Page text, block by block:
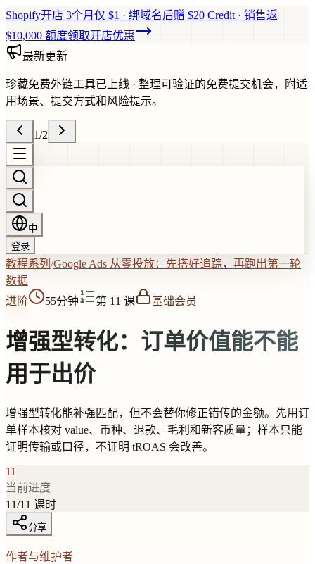
Shopify开店 3个月仅 $1 · 绑域名后赠 $20 Credit · 销售返
$10,000 额度领取开店优惠
最新更新
珍藏免费外链工具已上线 · 整理可验证的免费提交机会，附适
用场景、提交方式和风险提示。
1/2
中
登录
教程系列 /Google Ads 从零投放：先搭好追踪，再跑出第一轮
数据
进阶
55分钟 第 11 课 基础会员
增强型转化：订单价值能不能
用于出价
增强型转化能补强匹配，但不会替你修正错传的金额。先用订
单样本核对 value、币种、退款、毛利和新客质量；样本只能
证明传输或口径，不证明 tROAS 会改善。
11
当前进度
11/11 课时
分享
作者与维护者